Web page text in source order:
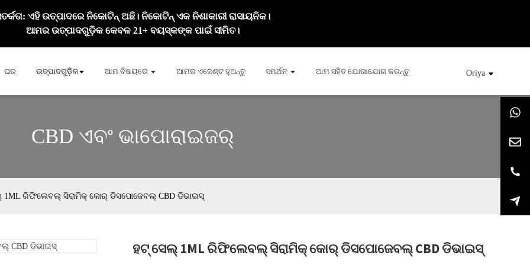
ଏହି ଉତ୍ପାଦରେ ନିକୋଟିନ୍ ଅଛି। ନିକୋଟିନ୍ ଏକ ନିଶାକାରୀ ରାସାୟନିକ।
ଆମର ଉତ୍ପାଦଗୁଡ଼ିକ କେବଳ 21+ ବୟସ୍କଙ୍କ ପାଇଁ ସୀମିତ।
ଘର ଉତ୍ପାଦଗୁଡ଼ିକ ଆମ ବିଷୟରେ ଆମର ଏଜେଣ୍ଟ ହୁଅନ୍ତୁ ସମର୍ଥନ ଆମ ସହିତ ଯୋଗାଯୋଗ କରନ୍ତୁ Oriya
CBD ଏବଂ ଭାପୋରାଇଜର୍
1ML ରିଫିଲେବଲ୍ ସିରାମିକ୍ କୋର୍ ଡିସପୋଜେବଲ୍ CBD ଡିଭାଇସ୍
Loading...
Loading...
ହଟ୍ ସେଲ୍ 1ML ରିଫିଲେବଲ୍ ସିରାମିକ୍ କୋର୍ ଡିସପୋଜେବଲ୍ CBD ଡିଭାଇସ୍